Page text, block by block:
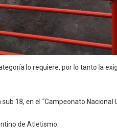
lo requiere, por lo tanto la
18, en el “Campeonato Nacional
de Atletismo.